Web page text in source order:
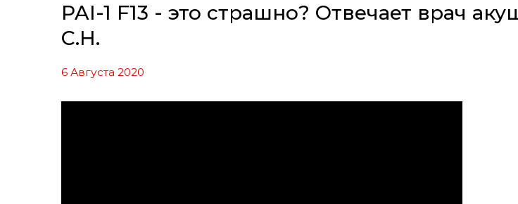
PAI-1 F13 - это страшно? Отвечает врач
С.Н.
6 Августа 2020